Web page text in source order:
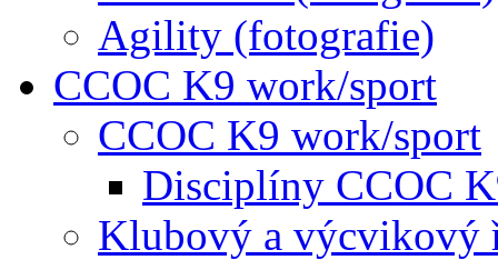
Agility (fotografie)
CCOC K9 work/sport
CCOC K9 work/sport
Disciplíny CCOC
Klubový a výcvikový